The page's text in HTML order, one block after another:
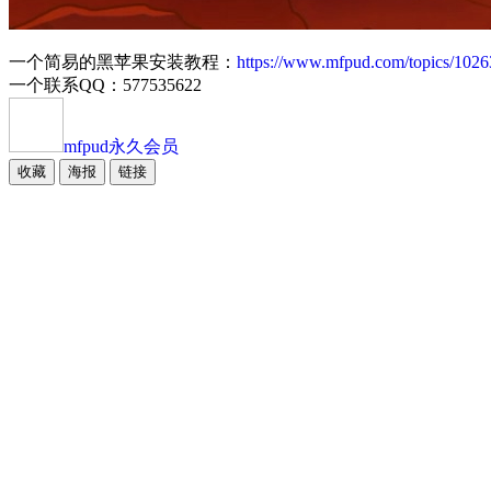
一个简易的黑苹果安装教程： https://www.mfpud.com/topics/
一个联系QQ：577535622
mfpud永久会员
收藏 海报 链接